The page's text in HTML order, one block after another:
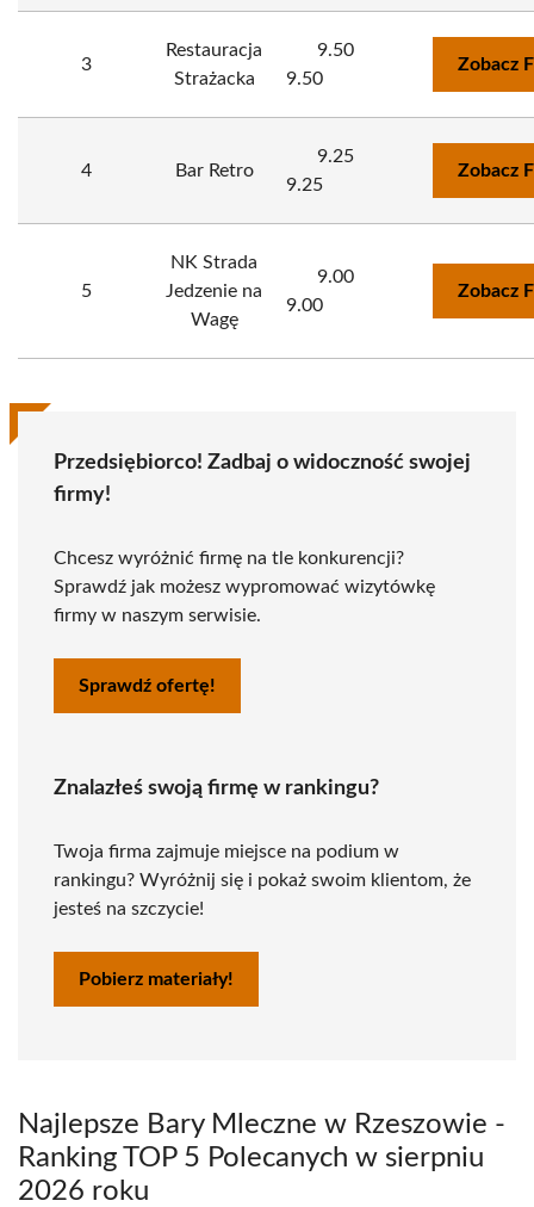
3
Restauracja
Strażacka
9.50
9.50
Zobacz
4 Bar Retro
9.25
9.25
Zobacz
5
NK Strada
Jedzenie na
Wagę
9.00
9.00
Zobacz
Przedsiębiorco! Zadbaj o widoczność swojej
firmy!
Chcesz wyróżnić firmę na tle konkurencji?
Sprawdź jak możesz wypromować wizytówkę
firmy w naszym serwisie.
Sprawdź ofertę!
Znalazłeś swoją firmę w rankingu?
Twoja firma zajmuje miejsce na podium w
rankingu? Wyróżnij się i pokaż swoim klientom, że
jesteś na szczycie!
Pobierz materiały!
Najlepsze Bary Mleczne w Rzeszowie -
Ranking TOP 5 Polecanych w sierpniu
2026 roku